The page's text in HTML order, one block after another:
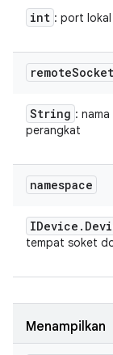
int : port
remoteSocket
String :
perangkat
namespace
IDevice .
tempat soket
Menampilkan